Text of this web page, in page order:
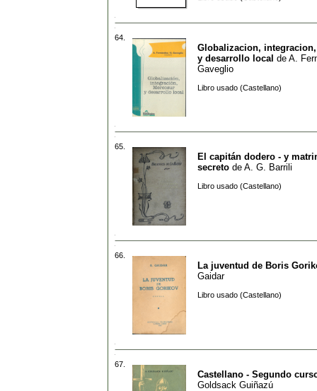
64.
Globalizacion,
y desarrollo local de A.
Gaveglio
Libro usado (Castellano)
65.
El capitán dodero - y
secreto de A. G. Barrili
Libro usado (Castellano)
66.
La juventud de Boris
Gaidar
Libro usado (Castellano)
67.
Castellano - Segundo
Goldsack Guiñazú